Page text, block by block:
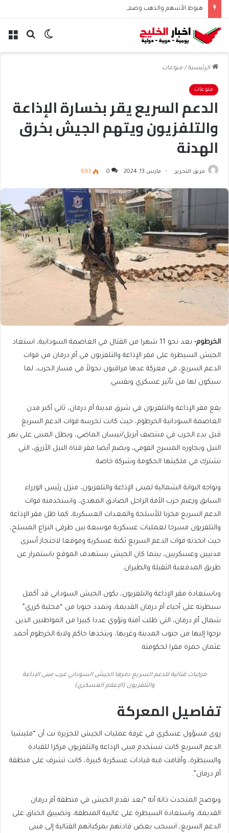
هبوط الأسهم والذهب وصعود النفط يعقّد مسار الفدرالي
بحث الوضع
الرئيسية / منوعات
منوعات
الدعم السريع يقر بخسارة الإذاعة
والتلفزيون ويتهم الجيش بخرق
الهدنة
فريق التحرير مارس 13, 2024 0
693
الخرطوم-
بعد نحو 11 شهرا من القتال في العاصمة السودانية، استعاد
الجيش السيطرة على مقر الإذاعة والتلفزيون في أم درمان من قوات
الدعم السريع، في معركة عدها مراقبون تحولاً في مسار الحرب، لما
سيكون لها من تأثير عسكري ونفسي.
يقع مقر الإذاعة والتلفزيون في شرق مدينة أم درمان، ثاني أكبر مدن
العاصمة السودانية الخرطوم، حيث كانت تحرسه قوات الدعم السريع
قبل بدء الحرب في منتصف أبريل/نيسان الماضي، ويطل المبنى على نهر
النيل ويجاوره المسرح القومي، ويضم أيضا مقر قناة النيل الأزرق، التي
تشترك في ملكيتها الحكومة وشركة خاصة.
وتواجه البوابة الشمالية لمبنى الإذاعة والتلفزيون، منزل رئيس الوزراء
السابق وزعيم حزب الأمة الراحل الصادق المهدي، واستخدمته قوات
الدعم السريع مخزنا للأسلحة والمعدات العسكرية، كما ظل مقر الإذاعة
والتلفزيون مسرحا لعمليات عسكرية موسعة بين طرفي النزاع المسلح،
حيث اتخذته قوات الدعم السريع ثكنة عسكرية وموقعا لاحتجاز أسرى
مدنيين وعسكريين، بينما كان الجيش يستهدف الموقع باستمرار عن
طريق المدفعية الثقيلة والطيران.
وباستعادة مقر الإذاعة والتلفزيون، يكون الجيش السوداني قد أكمل
سيطرته على أحياء أم درمان القديمة، وتمدد جنوبا من “محلية كرري”
شمال أم درمان، التي ظلت آمنة وتؤوي عددا كبيرا من المواطنين الذين
نزحوا إليها من جنوب المدينة وغربها، ويتخذها حاكم ولاية الخرطوم أحمد
عثمان حمزة مقرا لحكومته.
مركبات قتالية للدعم السريع دمرها الجيش السوداني غرب مبنى الإذاعة
والتلفزيون (الإعلام العسكري)
تفاصيل المعركة
روى مسؤول عسكري في غرفة عمليات الجيش للجزيرة نت أن “مليشيا
الدعم السريع كانت تستخدم مبنى الإذاعة والتلفزيون مركزا للقيادة
والسيطرة، وأقامت فيه قيادات عسكرية كبيرة، كانت تشرف على منطقة
أم درمان”.
ويوضح المتحدث ذاته أنه “بعد تقدم الجيش في منطقة أم درمان
القديمة، واستعادة السيطرة على غالبية المنطقة، وتضييق الخناق على
الدعم السريع، انسحب بعض قادتهم بمركباتهم القتالية إلى مبنى